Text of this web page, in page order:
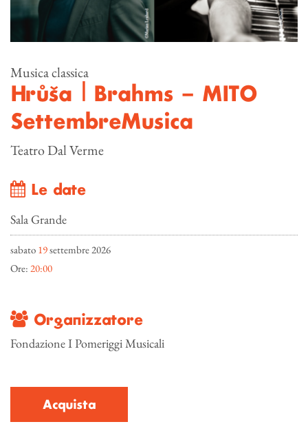
Musica classica
Hrůša | Brahms – MITO
SettembreMusica
Teatro Dal Verme
Le date
Sala Grande
sabato 19settembre 2026
Ore: 20:00
Organizzatore
Fondazione I Pomeriggi Musicali
Acquista